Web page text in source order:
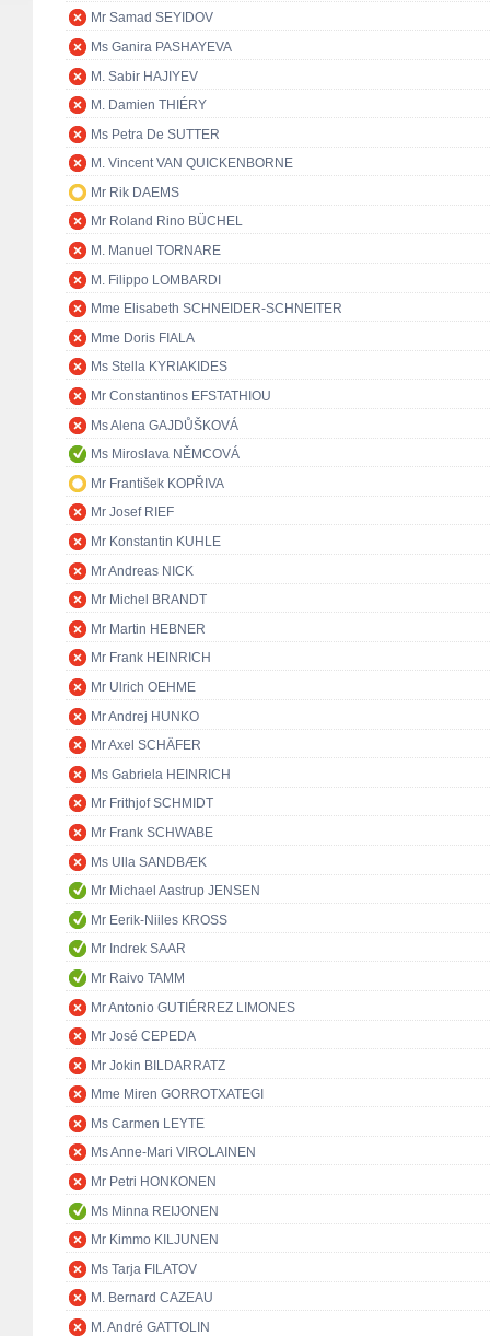
Mr Samad SEYIDOV
Ms Ganira PASHAYEVA
M. Sabir HAJIYEV
M. Damien THIÉRY
Ms Petra De SUTTER
M. Vincent VAN QUICKENBORNE
Mr Rik DAEMS
Mr Roland Rino BÜCHEL
M. Manuel TORNARE
M. Filippo LOMBARDI
Mme Elisabeth SCHNEIDER-SCHNEITER
Mme Doris FIALA
Ms Stella KYRIAKIDES
Mr Constantinos EFSTATHIOU
Ms Alena GAJDŮŠKOVÁ
Ms Miroslava NĚMCOVÁ
Mr František KOPŘIVA
Mr Josef RIEF
Mr Konstantin KUHLE
Mr Andreas NICK
Mr Michel BRANDT
Mr Martin HEBNER
Mr Frank HEINRICH
Mr Ulrich OEHME
Mr Andrej HUNKO
Mr Axel SCHÄFER
Ms Gabriela HEINRICH
Mr Frithjof SCHMIDT
Mr Frank SCHWABE
Ms Ulla SANDBÆK
Mr Michael Aastrup JENSEN
Mr Eerik-Niiles KROSS
Mr Indrek SAAR
Mr Raivo TAMM
Mr Antonio GUTIÉRREZ LIMONES
Mr José CEPEDA
Mr Jokin BILDARRATZ
Mme Miren GORROTXATEGI
Ms Carmen LEYTE
Ms Anne-Mari VIROLAINEN
Mr Petri HONKONEN
Ms Minna REIJONEN
Mr Kimmo KILJUNEN
Ms Tarja FILATOV
M. Bernard CAZEAU
M. André GATTOLIN